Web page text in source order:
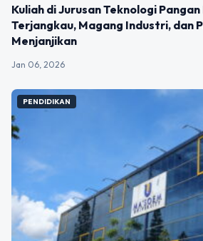
Kuliah di Jurusan Teknologi
Terjangkau, Magang Industri, dan
Menjanjikan
Jan 06, 2026
PENDIDIKAN